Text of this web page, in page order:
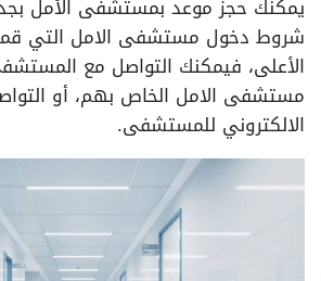
يمكنك حجز موعد بمستشفى الأمل
شروط دخول مستشفى الامل التي
الأعلى، فيمكنك التواصل مع
مستشفى الامل الخاص بهم، أو
الالكتروني للمستشفى.